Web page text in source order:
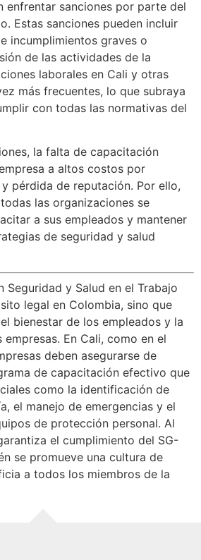
enfrentar sanciones por parte del
Estas sanciones pueden incluir
incumplimientos graves o
de las actividades de la
laborales en Cali y otras
más frecuentes, lo que subraya
con todas las normativas del
la falta de capacitación
a altos costos por
pérdida de reputación. Por ello,
las organizaciones se
a sus empleados y mantener
de seguridad y salud
Seguridad y Salud en el Trabajo
legal en Colombia, sino que
bienestar de los empleados y la
En Cali, como en el
deben asegurarse de
de capacitación efectivo que
como la identificación de
el manejo de emergencias y el
de protección personal. Al
el cumplimiento del SG-
se promueve una cultura de
a todos los miembros de la